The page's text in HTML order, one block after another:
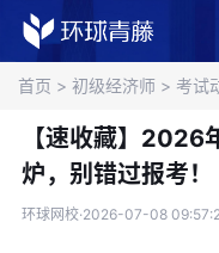
首页 > 初级经济师 > 考试
【速收藏】2026
炉，别错过报考！
环球网校·2026-07-08